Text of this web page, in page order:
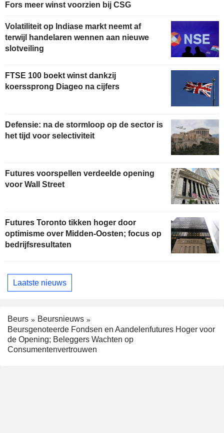
Fors meer winst voorzien bij CSG
Volatiliteit op Indiase markt neemt af
terwijl handelaren wennen aan nieuwe
slotveiling
FTSE 100 boekt winst dankzij
koerssprong Diageo na cijfers
Defensie: na de stormloop op de sector is
het tijd voor selectiviteit
Futures voorspellen verdeelde opening
voor Wall Street
Futures Toronto tikken hoger door
optimisme over Midden-Oosten; focus op
bedrijfsresultaten
Laatste nieuws
Beurs
Beursnieuws
Beursgenoteerde Fondsen en Aandelenfutures Hoger voor
de Opening; Beleggers Wachten op
Consumentenvertrouwen